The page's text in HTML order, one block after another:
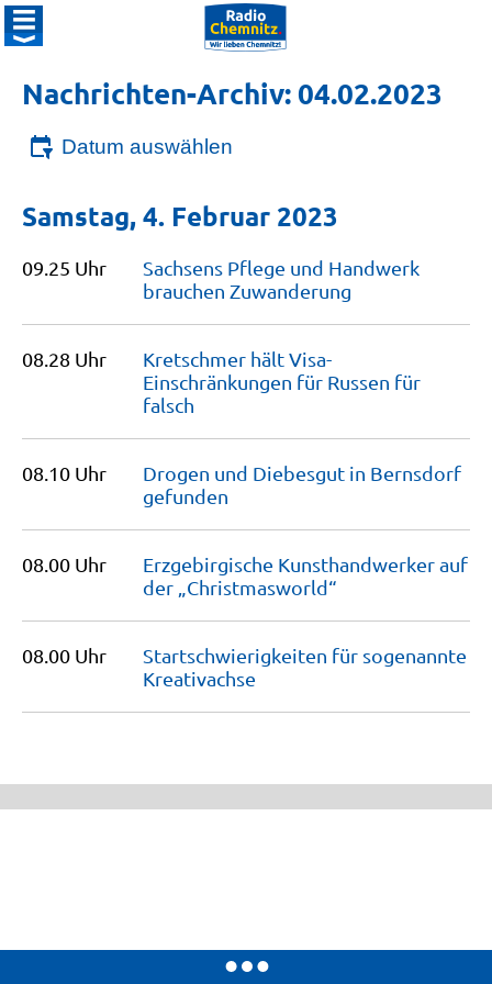
Nachrichten-Archiv: 04.02.2023
Datum auswählen
Samstag, 4. Februar 2023
09.25 Uhr
Sachsens Pflege und Handwerk
brauchen Zuwanderung
08.28 Uhr
Kretschmer hält Visa-
Einschränkungen für Russen für
falsch
08.10 Uhr
Drogen und Diebesgut in Bernsdorf
gefunden
08.00 Uhr
Erzgebirgische Kunsthandwerker auf
der
„Christmasworld“
08.00 Uhr
Startschwierigkeiten für sogenannte
Kreativachse